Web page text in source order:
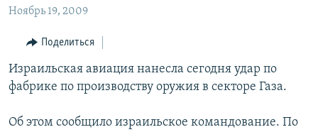
навигации
Вернутся
ЦХИНВАЛИ
ВЕСЬ КАВКАЗ
СЕВЕРНЫЙ КАВКАЗ
АРМЕНИЯ
АЗЕРБАЙДЖАН
ТЕМЫ
ПОЛИТИКА
ЭКОНОМИКА
РУБРИКИ
НЕКРУГЛЫЙ СТОЛ
МУЛЬТИМЕДИА
Ноябрь 19, 2009
Поделиться
Израильская авиация нанесла сегодня удар по
фабрике по производству оружия в секторе Газа.
Об этом сообщило израильское командование. По